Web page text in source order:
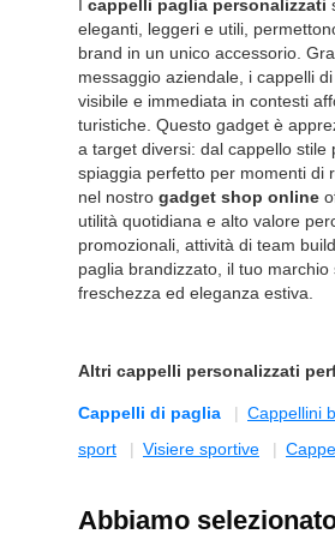
I cappelli paglia personalizzati
eleganti, leggeri e utili,
brand in un unico accessorio.
messaggio aziendale, i cappelli
visibile e immediata in contesti
turistiche. Questo gadget è
a target diversi: dal cappello
spiaggia perfetto per momenti di
nel nostro gadget shop online
utilità quotidiana e alto valore
promozionali, attività di team
paglia brandizzato, il tuo
freschezza ed eleganza estiva.
Altri cappelli personalizzati
Cappelli di paglia Cappellini
sport
Visiere sportive
Abbiamo